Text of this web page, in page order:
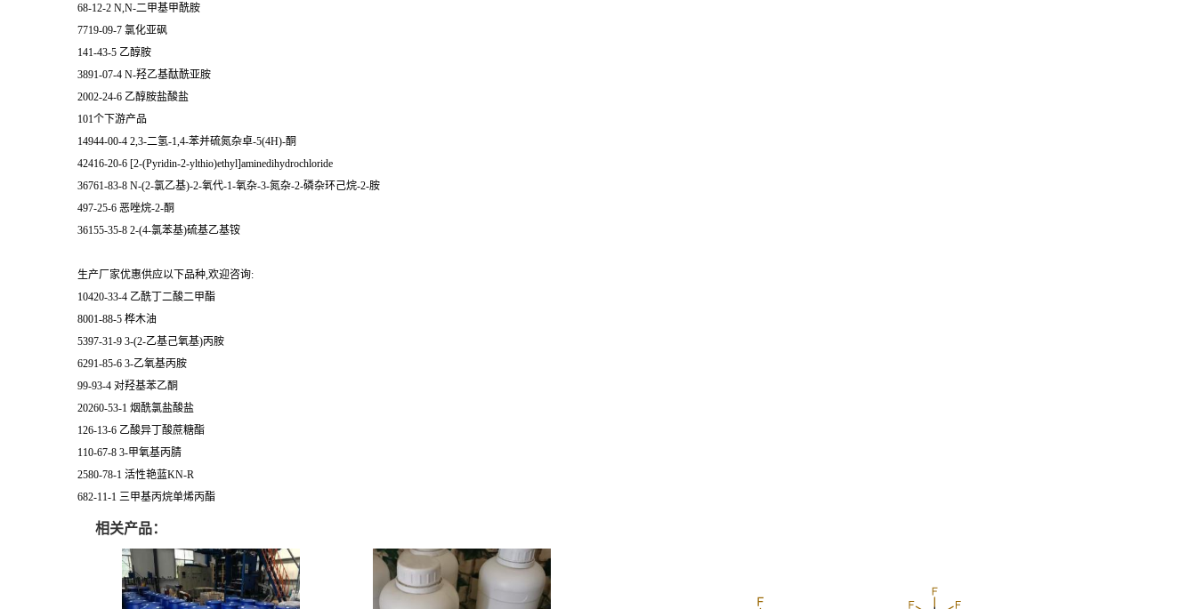
68-12-2 N,N-二甲基甲酰胺
7719-09-7 氯化亚砜
141-43-5 乙醇胺
3891-07-4 N-羟乙基酞酰亚胺
2002-24-6 乙醇胺盐酸盐
101个下游产品
14944-00-4 2,3-二氢-1,4-苯并硫氮杂卓-5(4H)-酮
42416-20-6 [2-(Pyridin-2-ylthio)ethyl]aminedihydrochloride
36761-83-8 N-(2-氯乙基)-2-氧代-1-氧杂-3-氮杂-2-磷杂环己烷-2-胺
497-25-6 恶唑烷-2-酮
36155-35-8 2-(4-氯苯基)硫基乙基铵
生产厂家优惠供应以下品种,欢迎咨询:
10420-33-4 乙酰丁二酸二甲酯
8001-88-5 桦木油
5397-31-9 3-(2-乙基己氧基)丙胺
6291-85-6 3-乙氧基丙胺
99-93-4 对羟基苯乙酮
20260-53-1 烟酰氯盐酸盐
126-13-6 乙酸异丁酸蔗糖酯
110-67-8 3-甲氧基丙腈
2580-78-1 活性艳蓝KN-R
682-11-1 三甲基丙烷单烯丙酯
相关产品：